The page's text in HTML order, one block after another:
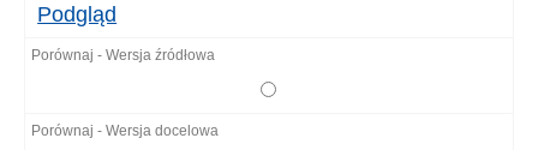
Podgląd